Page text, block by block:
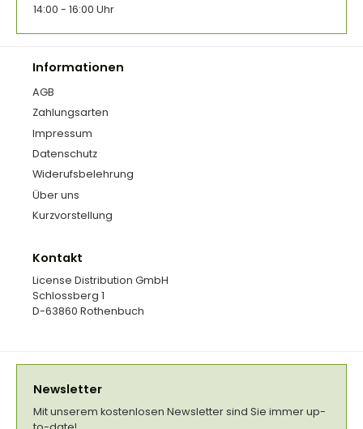
14:00 - 16:00 Uhr
Informationen
AGB
Zahlungsarten
Impressum
Datenschutz
Widerufsbelehrung
Über uns
Kurzvorstellung
Kontakt
License Distribution GmbH
Schlossberg 1
D-63860 Rothenbuch
Newsletter
Mit unserem kostenlosen Newsletter sind Sie immer up-